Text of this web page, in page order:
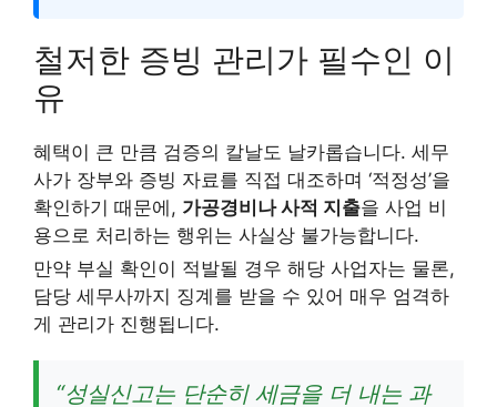
철저한 증빙 관리가 필수인 이
유
혜택이 큰 만큼 검증의 칼날도 날카롭습니다. 세무
사가 장부와 증빙 자료를 직접 대조하며 ‘적정성’을
확인하기 때문에, 가공경비나 사적 지출을 사업 비
용으로 처리하는 행위는 사실상 불가능합니다.
만약 부실 확인이 적발될 경우 해당 사업자는 물론,
담당 세무사까지 징계를 받을 수 있어 매우 엄격하
게 관리가 진행됩니다.
“성실신고는 단순히 세금을 더 내는 과